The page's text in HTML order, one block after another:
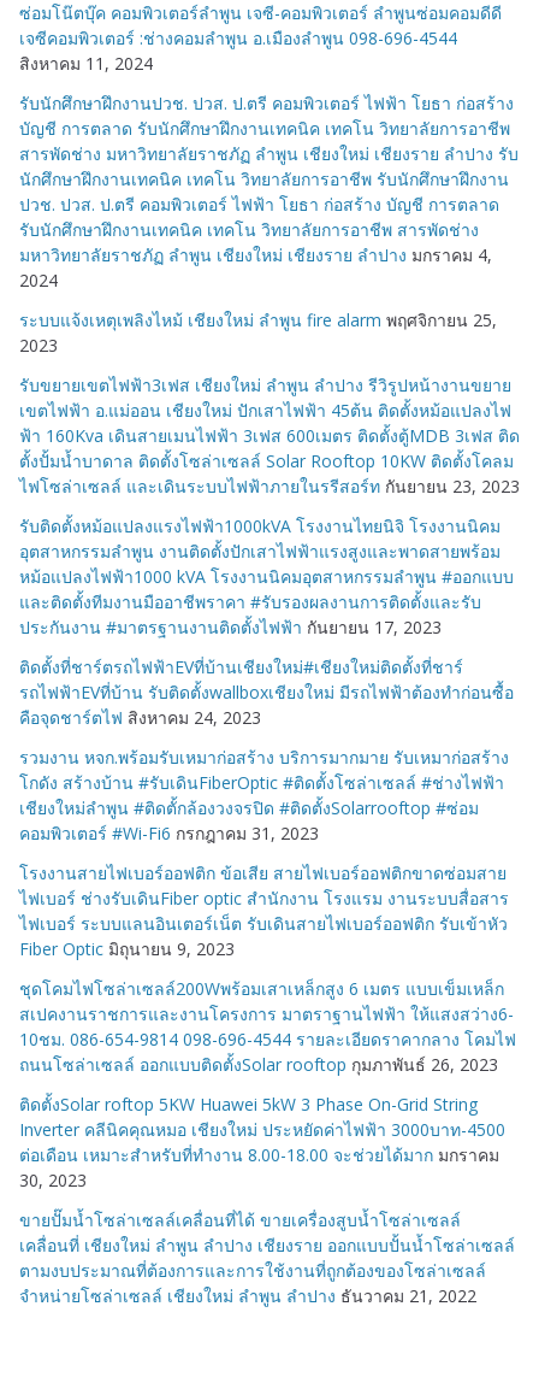
ซ่อมโน๊ตบุ๊ค คอมพิวเตอร์ลำพูน เจซี-คอมพิวเตอร์ ลำพูนซ่อมคอมดีดี
เจซีคอมพิวเตอร์ :ช่างคอมลำพูน อ.เมืองลำพูน 098-696-4544
สิงหาคม 11, 2024
รับนักศึกษาฝึกงานปวช. ปวส. ป.ตรี คอมพิวเตอร์ ไฟฟ้า โยธา ก่อสร้าง
บัญชี การตลาด รับนักศึกษาฝึกงานเทคนิค เทคโน วิทยาลัยการอาชีพ
สารพัดช่าง มหาวิทยาลัยราชภัฏ ลำพูน เชียงใหม่ เชียงราย ลำปาง รับ
นักศึกษาฝึกงานเทคนิค เทคโน วิทยาลัยการอาชีพ รับนักศึกษาฝึกงาน
ปวช. ปวส. ป.ตรี คอมพิวเตอร์ ไฟฟ้า โยธา ก่อสร้าง บัญชี การตลาด
รับนักศึกษาฝึกงานเทคนิค เทคโน วิทยาลัยการอาชีพ สารพัดช่าง
มหาวิทยาลัยราชภัฏ ลำพูน เชียงใหม่ เชียงราย ลำปาง มกราคม 4,
2024
ระบบแจ้งเหตุเพลิงไหม้ เชียงใหม่ ลำพูน fire alarm พฤศจิกายน 25,
2023
รับขยายเขตไฟฟ้า3เฟส เชียงใหม่ ลำพูน ลำปาง รีวิรูปหน้างานขยาย
เขตไฟฟ้า อ.แม่ออน เชียงใหม่ ปักเสาไฟฟ้า 45ต้น ติดตั้งหม้อแปลงไฟ
ฟ้า 160Kva เดินสายเมนไฟฟ้า 3เฟส 600เมตร ติดตั้งตู้MDB 3เฟส ติด
ตั้งปั้มน้ำบาดาล ติดตั้งโซล่าเซลล์ Solar Rooftop 10KW ติดตั้งโคลม
ไฟโซล่าเซลล์ และเดินระบบไฟฟ้าภายในรรีสอร์ท กันยายน 23, 2023
รับติดตั้งหม้อแปลงแรงไฟฟ้า1000kVA โรงงานไทยนิจิ โรงงานนิคม
อุตสาหกรรมลำพูน งานติดตั้งปักเสาไฟฟ้าแรงสูงและพาดสายพร้อม
หม้อแปลงไฟฟ้า1000 kVA โรงงานนิคมอุตสาหกรรมลำพูน #ออกแบบ
และติดตั้งทีมงานมืออาชีพราคา #รับรองผลงานการติดตั้งและรับ
ประกันงาน #มาตรฐานงานติดตั้งไฟฟ้า กันยายน 17, 2023
ติดตั้งที่ชาร์ตรถไฟฟ้าEVที่บ้านเชียงใหม่#เชียงใหม่ติดตั้งที่ชาร์
รถไฟฟ้าEVที่บ้าน รับติดตั้งwallboxเชียงใหม่ มีรถไฟฟ้าต้องทำก่อนซื้อ
คือจุดชาร์ตไฟ สิงหาคม 24, 2023
รวมงาน หจก.พร้อมรับเหมาก่อสร้าง บริการมากมาย รับเหมาก่อสร้าง
โกดัง สร้างบ้าน #รับเดินFiberOptic #ติดตั้งโซล่าเซลล์ #ช่างไฟฟ้า
เชียงใหม่ลำพูน #ติดตั้กล้องวงจรปิด #ติดตั้งSolarrooftop #ซ่อม
คอมพิวเตอร์ #Wi-Fi6 กรกฎาคม 31, 2023
โรงงานสายไฟเบอร์ออฟติก ข้อเสีย สายไฟเบอร์ออฟติกขาดซ่อมสาย
ไฟเบอร์ ช่างรับเดินFiber optic สำนักงาน โรงแรม งานระบบสื่อสาร
ไฟเบอร์ ระบบแลนอินเตอร์เน็ต รับเดินสายไฟเบอร์ออฟติก รับเข้าหัว
Fiber Optic มิถุนายน 9, 2023
ชุดโคมไฟโซล่าเซลล์200Wพร้อมเสาเหล็กสูง 6 เมตร แบบเข็มเหล็ก
สเปคงานราชการและงานโครงการ มาตราฐานไฟฟ้า ให้แสงสว่าง6-
10ชม. 086-654-9814 098-696-4544 รายละเอียดราคากลาง โคมไฟ
ถนนโซล่าเซลล์ ออกแบบติดตั้งSolar rooftop กุมภาพันธ์ 26, 2023
ติดตั้งSolar roftop 5KW Huawei 5kW 3 Phase On-Grid String
Inverter คลีนิคคุณหมอ เชียงใหม่ ประหยัดค่าไฟฟ้า 3000บาท-4500
ต่อเดือน เหมาะสำหรับที่ทำงาน 8.00-18.00 จะช่วยได้มาก มกราคม
30, 2023
ขายปั๊มน้ำโซล่าเซลล์เคลื่อนที่ได้ ขายเครื่องสูบน้ำโซล่าเซลล์
เคลื่อนที่ เชียงใหม่ ลำพูน ลำปาง เชียงราย ออกแบบปั้นน้ำโซล่าเซลล์
ตามงบประมาณที่ต้องการและการใช้งานที่ถูกต้องของโซล่าเซลล์
จำหน่ายโซล่าเซลล์ เชียงใหม่ ลำพูน ลำปาง ธันวาคม 21, 2022